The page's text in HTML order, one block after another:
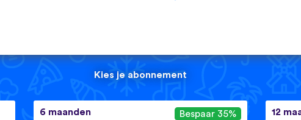
Kies je abonnement
6 maanden Bespaar 35% 12